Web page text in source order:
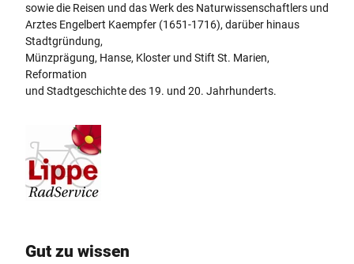
sowie die Reisen und das Werk des Naturwissenschaftlers und
Arztes Engelbert Kaempfer (1651-1716), darüber hinaus
Stadtgründung,
Münzprägung, Hanse, Kloster und Stift St. Marien,
Reformation
und Stadtgeschichte des 19. und 20. Jahrhunderts.
Gut zu wissen